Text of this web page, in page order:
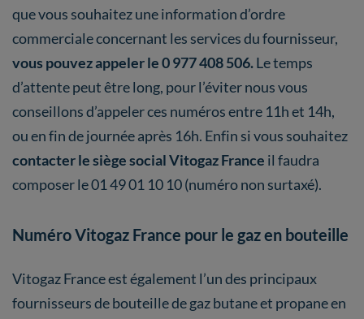
que vous souhaitez une information d’ordre
commerciale concernant les services du fournisseur,
vous pouvez appeler le 0 977 408 506.Le temps
d’attente peut être long, pour l’éviter nous vous
conseillons d’appeler ces numéros entre 11h et 14h,
ou en fin de journée après 16h. Enfin si vous souhaitez
contacter le siège social Vitogaz France il faudra
composer le 01 49 01 10 10 (numéro non surtaxé).
Numéro Vitogaz France pour le gaz en bouteille
Vitogaz France est également l’un des principaux
fournisseurs de bouteille de gaz butane et propane en